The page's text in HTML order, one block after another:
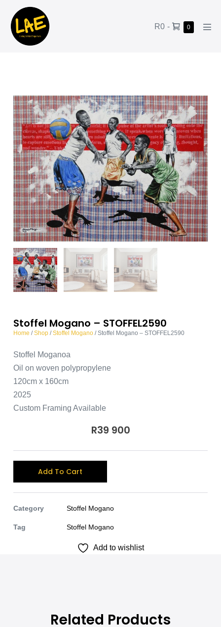
R0 - 0
Stoffel Mogano – STOFFEL2590
Home /Shop/Stoffel Mogano/ Stoffel Mogano – STOFFEL2590
Stoffel Moganoa
Oil on woven polypropylene
120cm x 160cm
2025
Custom Framing Available
R39 900
Add To Cart
l
t
e
a
:
Category Stoffel Mogano
Tag Stoffel Mogano
Add to wishlist
Related Products